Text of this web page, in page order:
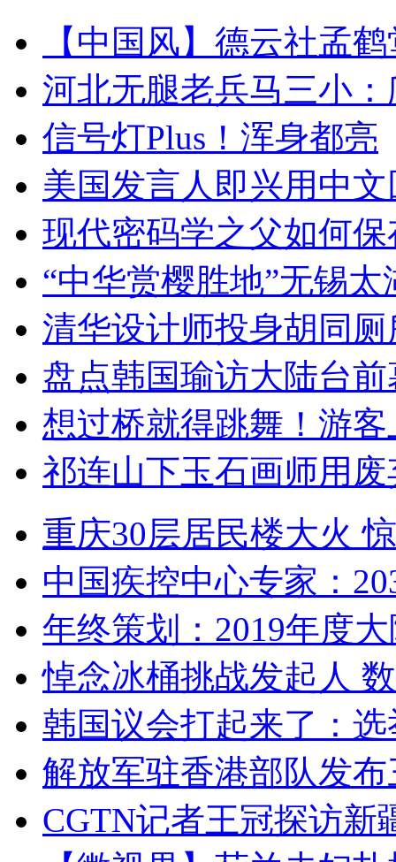
【中国风】德云社孟
河北无腿老兵马三小
信号灯Plus！浑身都亮
美国发言人即兴用中
现代密码学之父如何
“中华赏樱胜地”无锡
清华设计师投身胡同
盘点韩国瑜访大陆台
想过桥就得跳舞！游客
祁连山下玉石画师用
重庆30层居民楼大火
中国疾控中心专家：
年终策划：2019年度
悼念冰桶挑战发起人
韩国议会打起来了：
解放军驻香港部队发
CGTN记者王冠探访新